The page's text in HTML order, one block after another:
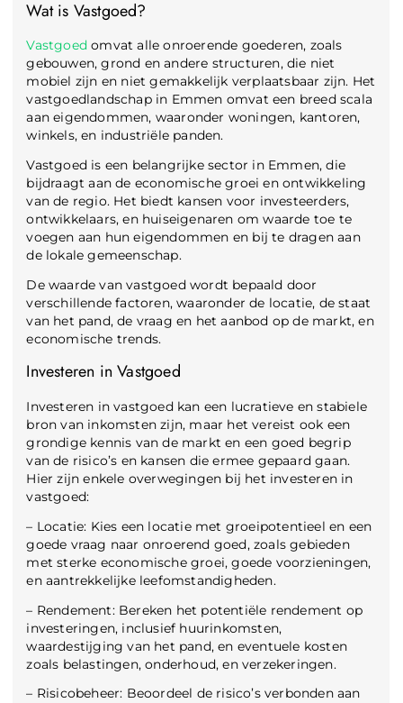
Wat is Vastgoed?
Vastgoed omvat alle onroerende goederen, zoals
gebouwen, grond en andere structuren, die niet
mobiel zijn en niet gemakkelijk verplaatsbaar zijn. Het
vastgoedlandschap in Emmen omvat een breed scala
aan eigendommen, waaronder woningen, kantoren,
winkels, en industriële panden.
Vastgoed is een belangrijke sector in Emmen, die
bijdraagt aan de economische groei en ontwikkeling
van de regio. Het biedt kansen voor investeerders,
ontwikkelaars, en huiseigenaren om waarde toe te
voegen aan hun eigendommen en bij te dragen aan
de lokale gemeenschap.
De waarde van vastgoed wordt bepaald door
verschillende factoren, waaronder de locatie, de staat
van het pand, de vraag en het aanbod op de markt, en
economische trends.
Investeren in Vastgoed
Investeren in vastgoed kan een lucratieve en stabiele
bron van inkomsten zijn, maar het vereist ook een
grondige kennis van de markt en een goed begrip
van de risico’s en kansen die ermee gepaard gaan.
Hier zijn enkele overwegingen bij het investeren in
vastgoed:
– Locatie: Kies een locatie met groeipotentieel en een
goede vraag naar onroerend goed, zoals gebieden
met sterke economische groei, goede voorzieningen,
en aantrekkelijke leefomstandigheden.
– Rendement: Bereken het potentiële rendement op
investeringen, inclusief huurinkomsten,
waardestijging van het pand, en eventuele kosten
zoals belastingen, onderhoud, en verzekeringen.
– Risicobeheer: Beoordeel de risico’s verbonden aan